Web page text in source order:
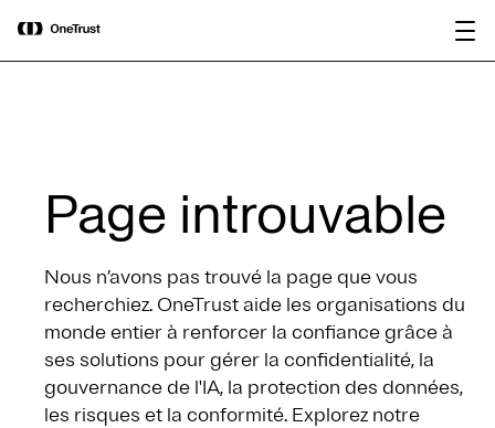
OneTrust nommée « Visionnaire »
dans le Magic Quadrant™ 2026 de
Gartner® pour les plateformes de
Page introuvable
Nous n’avons pas trouvé la page que vous
recherchiez. OneTrust aide les organisations du
monde entier à renforcer la confiance grâce à
ses solutions pour gérer la confidentialité, la
gouvernance de l'IA, la protection des données,
les risques et la conformité. Explorez notre